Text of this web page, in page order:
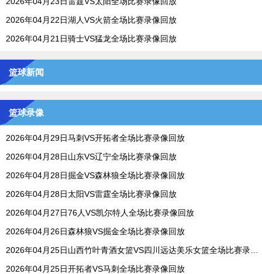
2026年04月22日湖人VS火箭全场比赛录像回放
2026年04月21日骑士VS猛龙全场比赛录像回放
篮球新闻
篮球录像
2026年04月29日马刺VS开拓者全场比赛录像回放
2026年04月28日山东VS辽宁全场比赛录像回放
2026年04月28日掘金VS森林狼全场比赛录像回放
2026年04月28日太阳VS雷霆全场比赛录像回放
2026年04月27日76人VS凯尔特人全场比赛录像回放
2026年04月26日森林狼VS掘金全场比赛录像回放
2026年04月25日开拓者VS马刺全场比赛录像回放